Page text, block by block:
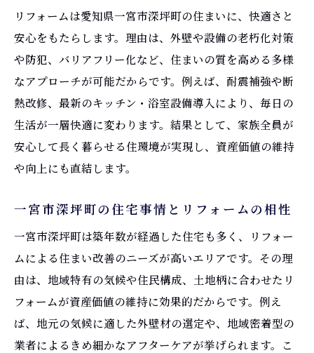
リフォームは愛知県一宮市深坪町の住まいに、快適さと
安心をもたらします。理由は、外壁や設備の老朽化対策
や防犯、バリアフリー化など、住まいの質を高める多様
なアプローチが可能だからです。例えば、耐震補強や断
熱改修、最新のキッチン・浴室設備導入により、毎日の
生活が一層快適に変わります。結果として、家族全員が
安心して長く暮らせる住環境が実現し、資産価値の維持
や向上にも直結します。
一宮市深坪町の住宅事情とリフォームの相性
一宮市深坪町は築年数が経過した住宅も多く、リフォー
ムによる住まい改善のニーズが高いエリアです。その理
由は、地域特有の気候や住民構成、土地柄に合わせたリ
フォームが資産価値の維持に効果的だからです。例え
ば、地元の気候に適した外壁材の選定や、地域密着型の
業者によるきめ細かなアフターケアが挙げられます。こ